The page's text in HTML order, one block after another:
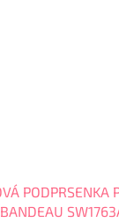
PODPRSENKA